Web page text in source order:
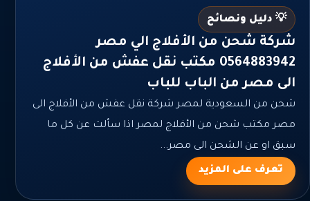
💡 دليل ونصائح
شركة شحن من الأفلاج الي مصر
0564883942 مكتب نقل عفش من الأفلاج
الى مصر من الباب للباب
شحن من السعودية لمصر شركة نقل عفش من الأفلاج الى
مصر مكتب شحن من الأفلاج لمصر اذا سألت عن كل ما
سبق او عن الشحن الى مصر...
تعرف على المزيد